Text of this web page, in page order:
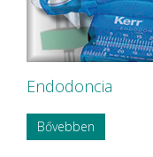
Endodoncia
Bővebben